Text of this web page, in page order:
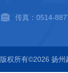
传真：0514-
版权所有©2026 扬